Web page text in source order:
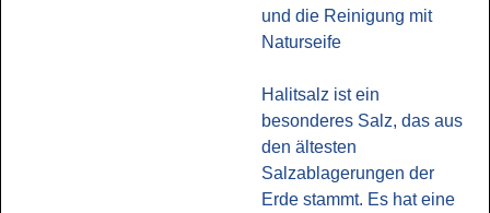
und die Reinigung mit
Naturseife
Halitsalz ist ein
besonderes Salz, das aus
den ältesten
Salzablagerungen der
Erde stammt. Es hat eine